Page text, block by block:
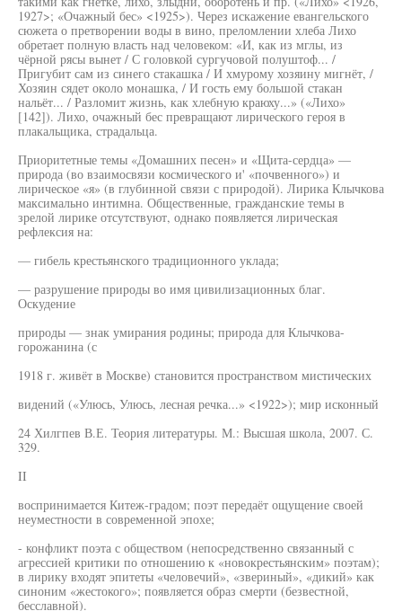
1927>; «Очажный бес» <1925>). Через искажение евангельского
сюжета о претворении воды в вино, преломлении хлеба Лихо
обретает полную власть над человеком: «И, как из мглы, из
чёрной рясы вынет / С головкой сургучовой полуштоф... /
Пригубит сам из синего стакашка / И хмурому хозяину мигнёт, /
Хозяин сядет около монашка, / И гость ему большой стакан
нальёт... / Разломит жизнь, как хлебную краюху...» («Лихо»
[142]). Лихо, очажный бес превращают лирического героя в
плакальщика, страдальца.
Приоритетные темы «Домашних песен» и «Щита-сердца» —
природа (во взаимосвязи космического и' «почвенного») и
лирическое «я» (в глубинной связи с природой). Лирика Клычкова
максимально интимна. Общественные, гражданские темы в
зрелой лирике отсутствуют, однако появляется лирическая
рефлексия на:
— гибель крестьянского традиционного уклада;
— разрушение природы во имя цивилизационных благ.
Оскудение
природы — знак умирания родины; природа для Клычкова-
горожанина (с
1918 г. живёт в Москве) становится пространством мистических
видений («Улюсь, Улюсь, лесная речка...» <1922>); мир исконный
24 Хилгпев В.Е. Теория литературы. М.: Высшая школа, 2007. С.
329.
II
воспринимается Китеж-градом; поэт передаёт ощущение своей
неуместности в современной эпохе;
- конфликт поэта с обществом (непосредственно связанный с
агрессией критики по отношению к «новокрестьянским» поэтам);
в лирику входят эпитеты «человечий», «звериный», «дикий» как
синоним «жестокого»; появляется образ смерти (безвестной,
бесславной).